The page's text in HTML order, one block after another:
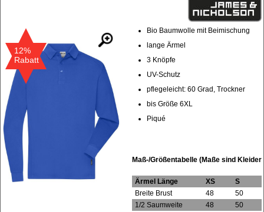
12%
Rabatt
Bio Baumwolle mit Beimischung
lange Ärmel
3 Knöpfe
UV-Schutz
pflegeleicht: 60 Grad, Trockner
bis Größe 6XL
Piqué
Maß-/Größentabelle (Maße sind
Ärmel Länge XS
S
Breite Brust
48
50
1/2 Saumweite
48
50